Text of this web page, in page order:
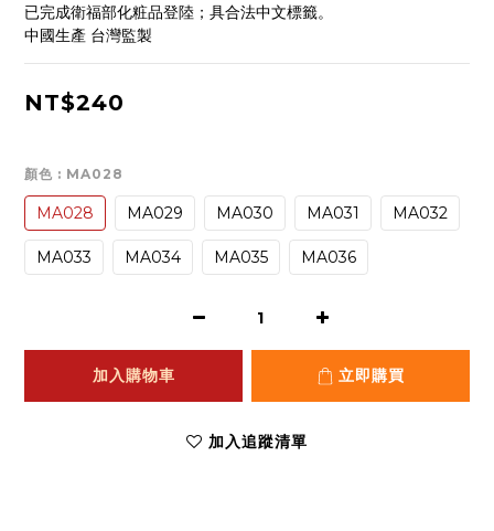
已完成衛福部化粧品登陸；具合法中文標籤。
中國生產 台灣監製
NT$240
顏色 : MA028
MA028 MA029 MA030 MA031 MA032
MA033 MA034 MA035 MA036
加入購物車 立即購買
加入追蹤清單